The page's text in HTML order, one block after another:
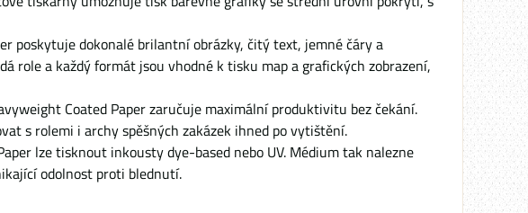
poskytuje dokonalé brilantní obrázky, čitý text, jemné čáry a
role a každý formát jsou vhodné k tisku map a grafických zobrazení,
Coated Paper zaručuje maximální produktivitu bez čekání.
s rolemi i archy spěšných zakázek ihned po vytištění.
lze tisknout inkousty dye-based nebo UV. Médium tak nalezne
odolnost proti blednutí.